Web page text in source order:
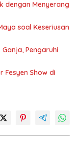
dengan Menyerang
soal Keseriusan
Pengaruhi
Fesyen Show di